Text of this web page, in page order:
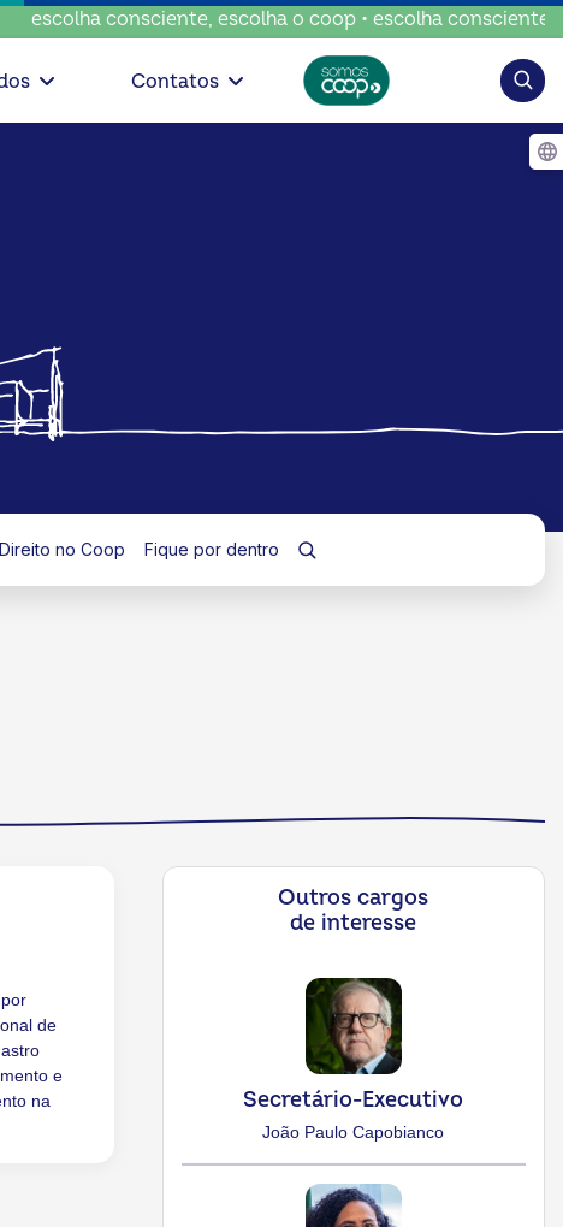
consciente, escolha o coop • escolha consciente, escolha
Contatos
Direito no Coop Fique por dentro
de
e
na
Outros cargos
de interesse
Secretário-Executivo
João Paulo Capobianco